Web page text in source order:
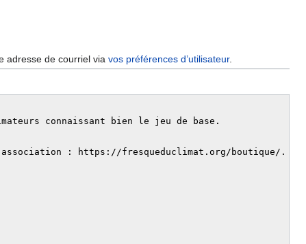
adresse de courriel viavos préférences d’utilisateur.